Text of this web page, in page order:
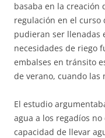
basaba en la creación
regulación en el curso
pudieran ser llenadas
necesidades de riego
embalses en tránsito
de verano, cuando las
El estudio
agua a los regadíos
capacidad de llevar